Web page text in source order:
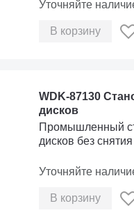
Уточняйте
В корзину
WDK-87130
дисков
Промышленный
дисков без
Уточняйте
В корзину